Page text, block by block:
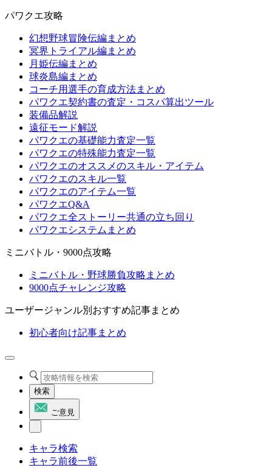
パワクエ攻略
幻想野球冒険伝編まとめ
冥界トライアル編まとめ
月姫伝編まとめ
球炎島編まとめ
コーチ用選手の育成方法まとめ
パワクエ契約書の査定・コスパ算出ツール
装備品解説
遠征モード解説
パワクエの基礎能力査定一覧
パワクエの特殊能力査定一覧
パワクエのオススメのスキル・アイテム
パワクエのスキル一覧
パワクエのアイテム一覧
パワクエQ&A
パワクエ全ストーリー共通の立ち回り
パワクエシステムまとめ
ミニバトル・9000点攻略
ミニバトル・野球勝負攻略まとめ
9000点チャレンジ攻略
ユーザージャンル別おすすめ記事まとめ
初心者向け記事まとめ
検索
ご意見
キャラ検索
キャラ前後一覧